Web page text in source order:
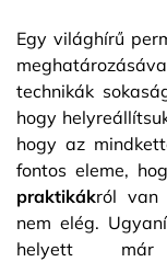
Egy világhírű
technikák
hogy
hogy az
fontos eleme,
praktikákról van
nem elég.
helyett